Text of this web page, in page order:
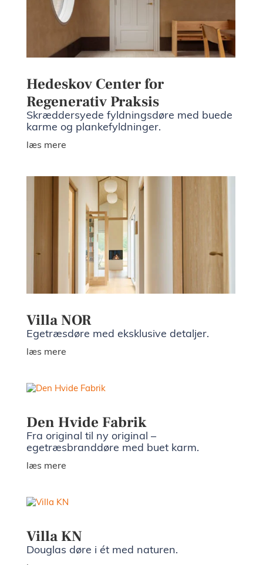
Hedeskov Center for
Regenerativ Praksis
Skræddersyede fyldningsdøre med buede
karme og plankefyldninger.
læs mere
Villa NOR
Egetræsdøre med eksklusive detaljer.
læs mere
Den Hvide Fabrik
Fra original til ny original –
egetræsbranddøre med buet karm.
læs mere
Villa KN
Douglas døre i ét med naturen.